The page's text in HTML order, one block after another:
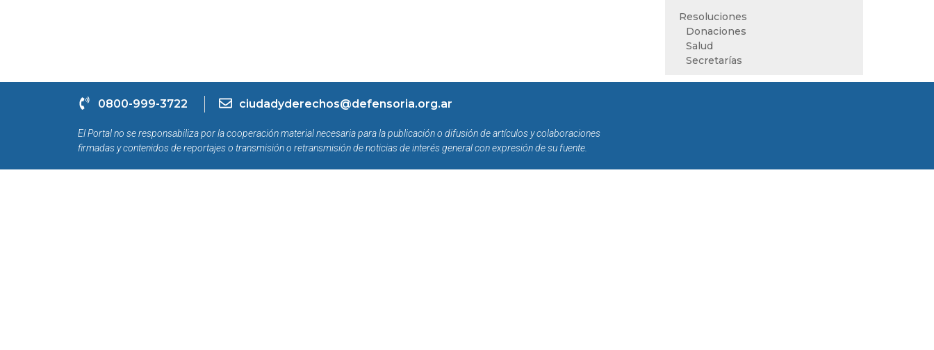
Resoluciones
Donaciones
Salud
Secretarías
0800-999-3722 ciudadyderechos@defensoria.org.ar
El Portal no se responsabiliza por la cooperación material necesaria para la publicación o difusión de artículos y colaboraciones
firmadas y contenidos de reportajes o transmisión o retransmisión de noticias de interés general con expresión de su fuente.